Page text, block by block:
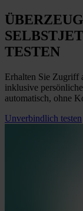
SELBST
TESTEN
Erhalten Sie Zugriff
inklusive
automatisch, ohne
Unverbindlich testen